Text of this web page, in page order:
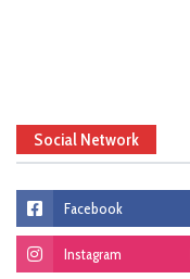
Social Network
Facebook
Instagram